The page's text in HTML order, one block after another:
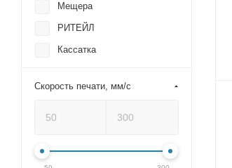
Мещера
РИТЕЙЛ
Кассатка
Скорость печати, мм/с